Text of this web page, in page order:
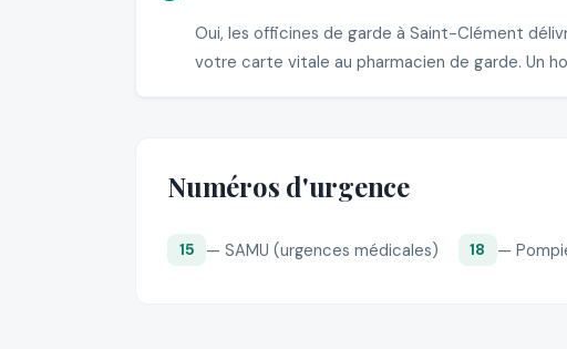
Oui, les officines de garde à Saint-Clément
votre carte vitale au pharmacien de garde. Un
Numéros d'urgence
15 — SAMU (urgences médicales) 18 —